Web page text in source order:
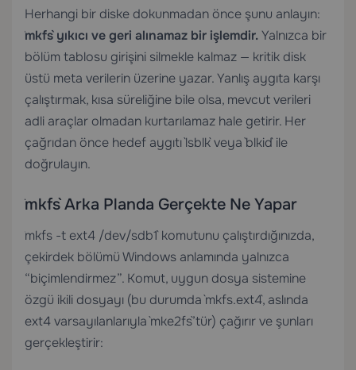
Herhangi bir diske dokunmadan önce şunu anlayın:
`mkfs` yıkıcı ve geri alınamaz bir işlemdir.Yalnızca bir
bölüm tablosu girişini silmekle kalmaz — kritik disk
üstü meta verilerin üzerine yazar. Yanlış aygıta karşı
çalıştırmak, kısa süreliğine bile olsa, mevcut verileri
adli araçlar olmadan kurtarılamaz hale getirir. Her
çağrıdan önce hedef aygıtı `lsblk` veya `blkid` ile
doğrulayın.
`mkfs` Arka Planda Gerçekte Ne Yapar
`mkfs -t ext4 /dev/sdb1` komutunu çalıştırdığınızda,
çekirdek bölümü Windows anlamında yalnızca
“biçimlendirmez”. Komut, uygun dosya sistemine
özgü ikili dosyayı (bu durumda `mkfs.ext4`, aslında
ext4 varsayılanlarıyla `mke2fs`’tür) çağırır ve şunları
gerçekleştirir: